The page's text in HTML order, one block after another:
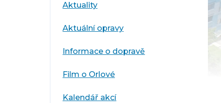
Aktuality
Aktuální opravy
Informace o dopravě
Film o Orlové
Kalendář akcí